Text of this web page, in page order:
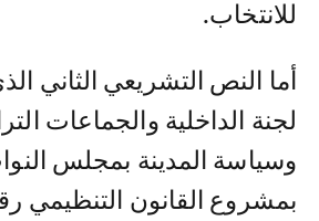
للانتخاب.
أما النص التشريعي الثاني
لجنة الداخلية والجماعات
وسياسة المدينة بمجلس